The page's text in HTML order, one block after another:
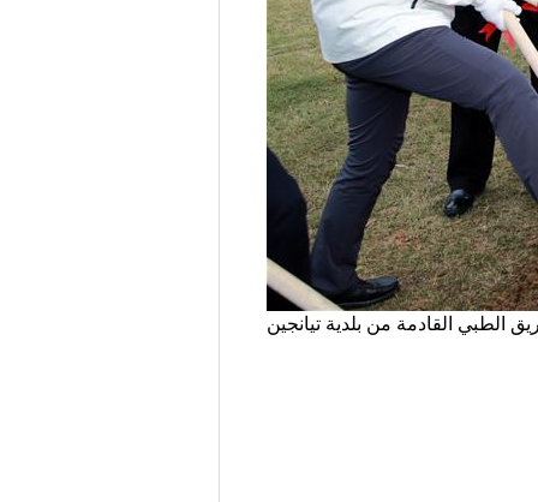
الطبي القادمة من بلدية تيانجين